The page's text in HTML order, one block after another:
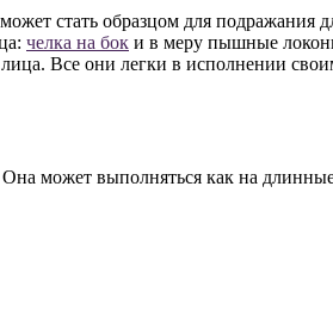
стать образцом для
челка на бок и в меру пышные
Все они легки в исполнении
может выполняться как на